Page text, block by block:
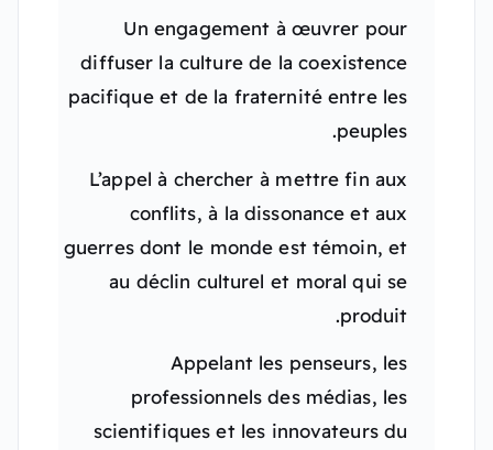
Un engagement à œuvrer pour
diffuser la culture de la coexistence
pacifique et de la fraternité entre les
peuples.
L’appel à chercher à mettre fin aux
conflits, à la dissonance et aux
guerres dont le monde est témoin, et
au déclin culturel et moral qui se
produit.
Appelant les penseurs, les
professionnels des médias, les
scientifiques et les innovateurs du